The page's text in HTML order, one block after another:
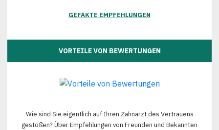
GEFAKTE EMPFEHLUNGEN
VORTEILE VON BEWERTUNGEN
Wie sind Sie eigentlich auf Ihren Zahnarzt des Vertrauens
gestoßen? Über Empfehlungen von Freunden und Bekannten